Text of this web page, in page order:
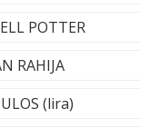
POTTER
RAHIJA
(lira)